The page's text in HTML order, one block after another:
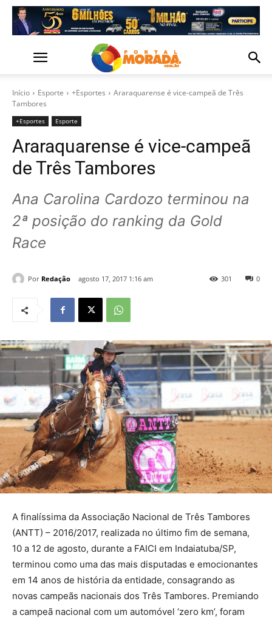
Início Esporte +Esportes
Araraquarense é vice-campeã de Três
Tambores
+Esportes Esporte
Araraquarense é vice-campeã
de Três Tambores
Ana Carolina Cardozo terminou na
2ª posição do ranking da Gold
Race
Por Redação agosto 17, 2017 1:16 am 0
301
A finalíssima da Associação Nacional de Três Tambores
(ANTT) – 2016/2017, realizada no último fim de semana,
10 a 12 de agosto, durante a FAICI em Indaiatuba/SP,
terminou como uma das mais disputadas e emocionantes
em 14 anos de história da entidade, consagrando as
novas campeãs nacionais dos Três Tambores. Premiando
a campeã nacional com um automóvel ‘zero km’, foram